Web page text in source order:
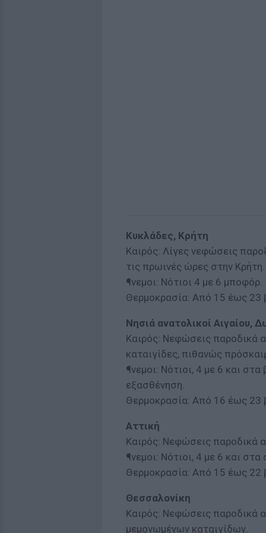
Κυκλάδες, Κρήτη
Καιρός: Λίγες νεφώσεις
τις πρωινές ώρες στην Κρήτη.
¶νεμοι: Νότιοι 4 με 6 μποφόρ.
Θερμοκρασία: Από 15 έως 23
Νησιά ανατολικοί Αιγαίου,
Καιρός: Νεφώσεις παροδικά
καταιγίδες, πιθανώς
¶νεμοι: Νότιοι, 4 με 6 και
εξασθένηση.
Θερμοκρασία: Από 16 έως 23
Αττική
Καιρός: Νεφώσεις παροδικά
¶νεμοι: Νότιοι, 4 με 6 και
Θερμοκρασία: Από 15 έως 22
Θεσσαλονίκη
Καιρός: Νεφώσεις παροδικά
μεμονωμένων καταιγίδων.